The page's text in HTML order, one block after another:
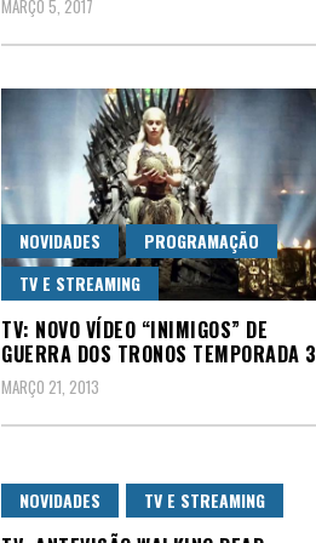
MARÇO 5, 2017
NOVIDADES
PROGRAMAÇÃO
TV E STREAMING
TV: NOVO VÍDEO “INIMIGOS” DE
GUERRA DOS TRONOS TEMPORADA 3
MARÇO 21, 2013
NOVIDADES TV E STREAMING